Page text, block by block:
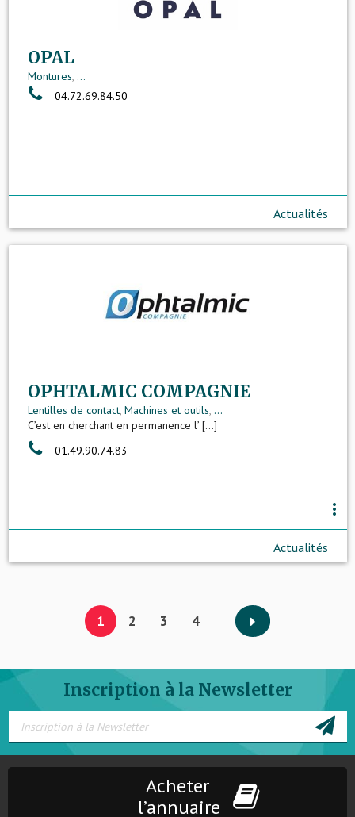
OPAL
Montures, ...
04.72.69.84.50
Actualités
OPHTALMIC COMPAGNIE
Lentilles de contact, Machines et outils, ...
C’est en cherchant en permanence l’ [...]
01.49.90.74.83
more_vert
Actualités
1 2 3 4
Inscription à la Newsletter
Acheter
l’annuaire